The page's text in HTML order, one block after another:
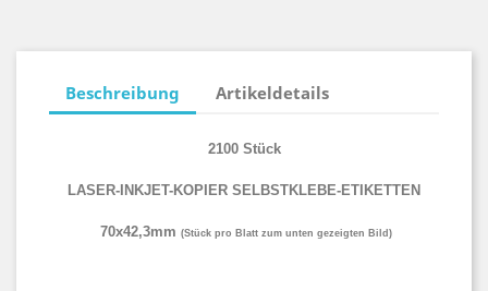
Beschreibung Artikeldetails
2100 Stück
LASER-INKJET-KOPIER SELBSTKLEBE-ETIKETTEN
70x42,3mm (Stück pro Blatt zum unten gezeigten Bild)